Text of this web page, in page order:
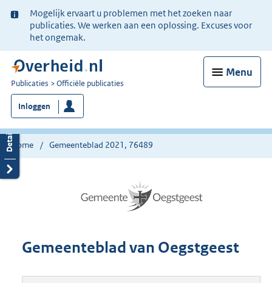
Ter
informatie:
Mogelijk ervaart u problemen met het zoeken naar
publicaties. We werken aan een oplossing. Excuses voor
het ongemak.
Menu
U
bent
nu
hier:
Publicaties Officiële publicaties
Inloggen
Home Gemeenteblad 2021, 76489
Gemeenteblad van Oegstgeest